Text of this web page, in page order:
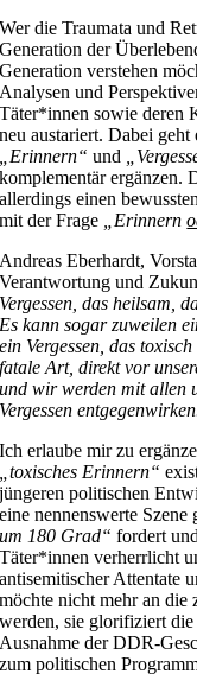
Wer die Traumata und
Generation der
Generation verstehen
Analysen und
Täter*innen sowie deren
neu austariert. Dabei
„Erinnern“ und
komplementär ergänzen.
allerdings einen
mit der Frage
„Erinnern
Andreas Eberhardt,
Verantwortung und
Vergessen, das heilsam,
Es kann sogar zuweilen
ein Vergessen, das
fatale Art, direkt vor
und wir werden mit allen
Vergessen
Ich erlaube mir zu
„toxisches Erinnern“
jüngeren politischen
eine nennenswerte
um 180 Grad“ fordert
Täter*innen verherrlicht
antisemitischer Attentate
möchte nicht mehr an die
werden, sie glorifiziert
Ausnahme der DDR-
zum politischen